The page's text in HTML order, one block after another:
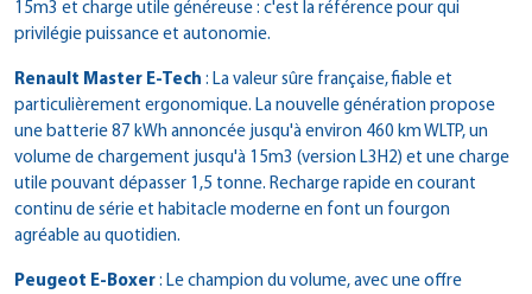
15m3 et charge utile généreuse : c'est la référence pour qui
privilégie puissance et autonomie.
Renault Master E-Tech : La valeur sûre française, fiable et
particulièrement ergonomique. La nouvelle génération propose
une batterie 87 kWh annoncée jusqu'à environ 460 km WLTP, un
volume de chargement jusqu'à 15m3 (version L3H2) et une charge
utile pouvant dépasser 1,5 tonne. Recharge rapide en courant
continu de série et habitacle moderne en font un fourgon
agréable au quotidien.
Peugeot E-Boxer : Le champion du volume, avec une offre